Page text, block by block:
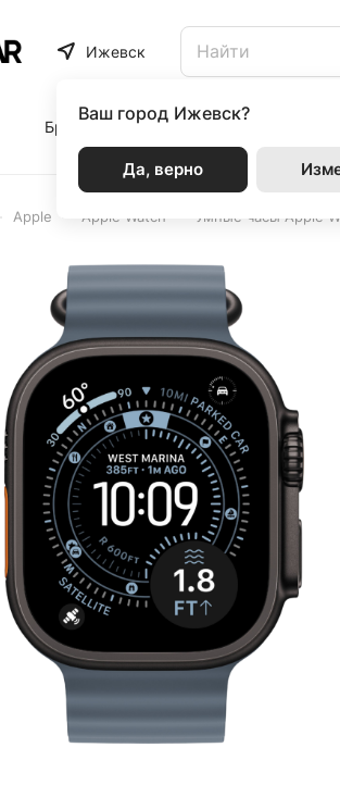
Ижевск
Ваш город Ижевск?
Да, верно
Бренды Статьи Акции
Apple Apple Watch Умные часы Apple